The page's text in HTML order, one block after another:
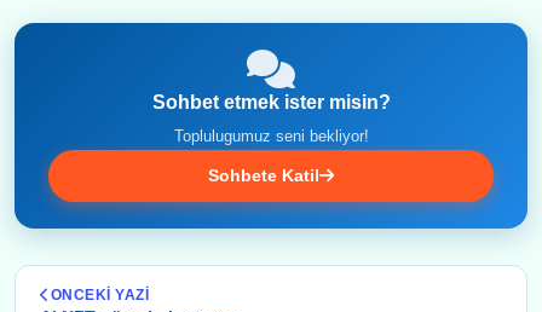
Sohbet etmek ister misin?
Toplulugumuz seni bekliyor!
Sohbete Katil
ONCEKI YAZI